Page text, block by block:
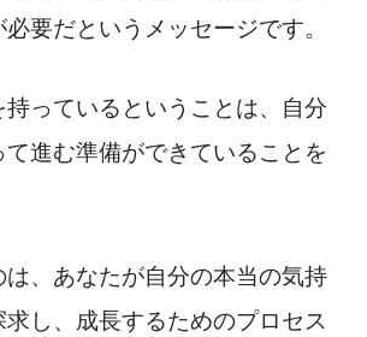
要だというメッセージです。
持っているということは、自分
進む準備ができていることを
は、あなたが自分の本当の気持
し、成長するためのプロセス